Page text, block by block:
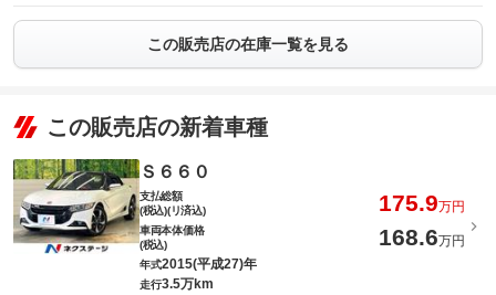
この販売店の在庫一覧を見る
この販売店の新着車種
Ｓ６６０
支払総額
(税込)(リ済込)
175.9万円
車両本体価格
(税込)
168.6万円
年式2015(平成27)年
走行3.5万km